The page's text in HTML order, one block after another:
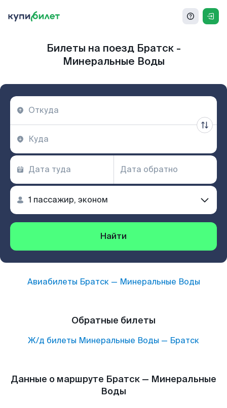
Билеты на поезд Братск -
Минеральные Воды
Найти
Авиабилеты Братск— Минеральные Воды
Обратные билеты
Ж/д билеты Минеральные Воды — Братск
Данные о маршруте Братск — Минеральные
Воды